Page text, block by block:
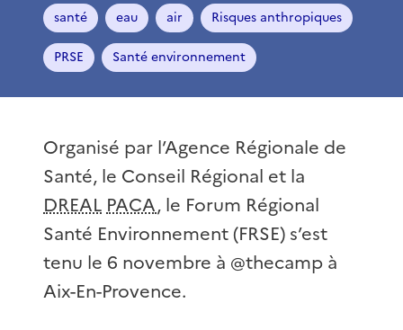
santé eau air Risques anthropiques
PRSE Santé environnement
Organisé par l’Agence Régionale de
Santé, le Conseil Régional et la
DREAL PACA, le Forum Régional
Santé Environnement (FRSE) s’est
tenu le 6 novembre à @thecamp à
Aix-En-Provence.